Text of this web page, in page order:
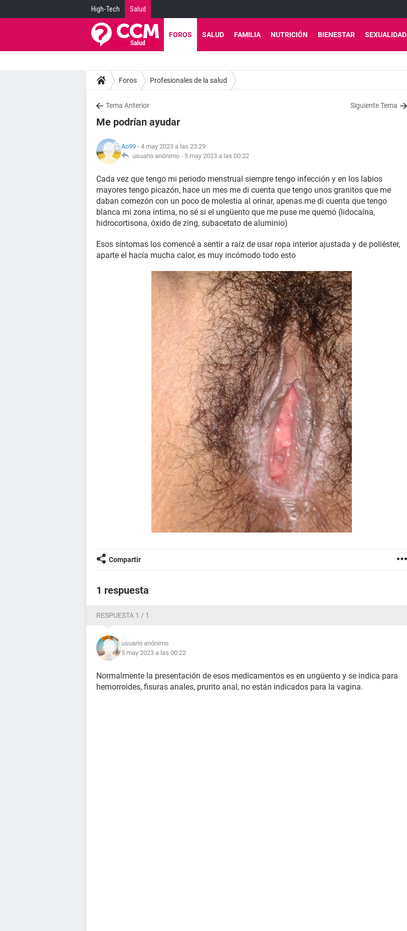
High-Tech Salud
FOROS SALUD FAMILIA NUTRICIÓN BIENESTAR SEXUALIDAD
Foros Profesionales de la salud
Tema Anterior Siguiente Tema
Me podrían ayudar
Ao99 - 4 may 2023 a las 23:29
usuario anónimo - 5 may 2023 a las 00:22
Cada vez que tengo mi periodo menstrual siempre tengo infección y en los labios
mayores tengo picazón, hace un mes me di cuenta que tengo unos granitos que me
daban comezón con un poco de molestia al orinar, apenas me di cuenta que tengo
blanca mi zona íntima, no sé si el ungüento que me puse me quemó (lidocaína,
hidrocortisona, óxido de zing, subacetato de aluminio)
Esos síntomas los comencé a sentir a raíz de usar ropa interior ajustada y de poliéster,
aparte el hacía mucha calor, es muy incómodo todo esto
Compartir
1 respuesta
RESPUESTA 1 / 1
usuario anónimo
5 may 2023 a las 00:22
Normalmente la presentación de esos medicamentos es en ungüento y se indica para
hemorroides, fisuras anales, prurito anal, no están indicados para la vagina.